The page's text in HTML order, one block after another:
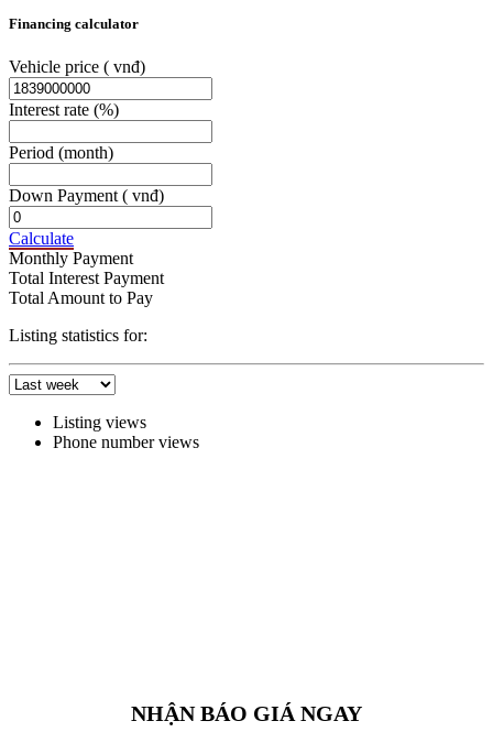
Financing calculator
Vehicle price ( vnđ)
Interest rate (%)
Period (month)
Down Payment ( vnđ)
Calculate
Monthly Payment
Total Interest Payment
Total Amount to Pay
Listing statistics for:
Listing views
Phone number views
NHẬN BÁO GIÁ NGAY